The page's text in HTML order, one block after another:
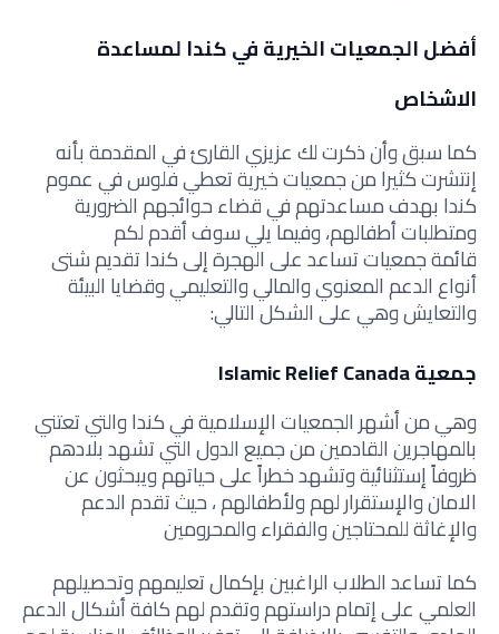
أفضل الجمعيات الخيرية في كندا لمساعدة
الاشخاص
كما سبق وأن ذكرت لك عزيزي القارئ في المقدمة بأنه
إنتشرت كثيرا منجمعيات خيرية تعطي فلوس في عموم
كندا بهدف مساعدتهم في قضاء حوائجهم الضرورية
ومتطلبات أطفالهم، وفيما يلي سوف أقدم لكم
قائمةجمعيات تساعد على الهجرة إلى كندا تقديم شتى
أنواع الدعم المعنوي والمالي والتعليمي وقضايا البيئة
والتعايش وهي على الشكل التالي:
جمعية Islamic Relief Canada
وهي من أشهر الجمعيات الإسلامية في كندا والتي تعتني
بالمهاجرين القادمين من جميع الدول التي تشهد بلادهم
ظروفاً إستثنائية وتشهد خطراً على حياتهم ويبحثون عن
الامان والإستقرار لهم ولأطفالهم ، حيث تقدم الدعم
والإغاثة للمحتاجين والفقراء والمحرومين
كما تساعد الطلاب الراغبين بإكمال تعليمهم وتحصيلهم
العلمي على إتمام دراستهم وتقدم لهم كافة أشكال الدعم